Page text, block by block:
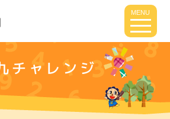
MENU
チャレンジ